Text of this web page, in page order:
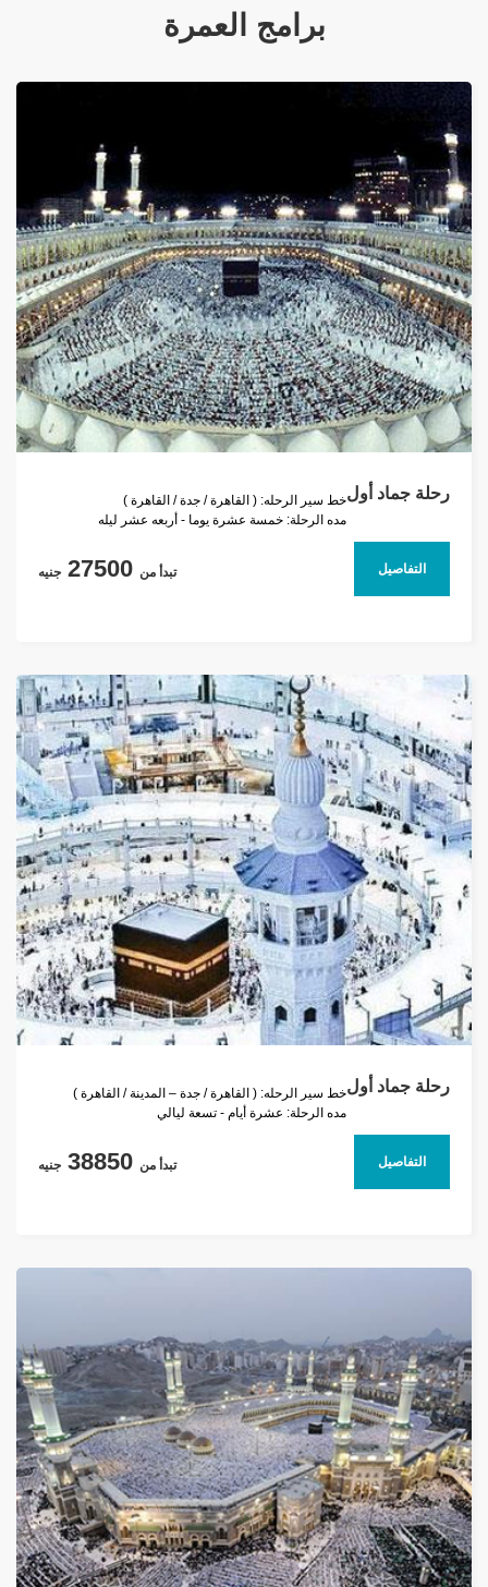
برامج العمرة
رحلة جماد أولخط سير الرحله: ( القاهرة / جدة / القاهرة )
مده الرحلة: خمسة عشرة يوما - أربعه عشر ليله
التفاصيل تبدأ من جنيه
رحلة جماد أولخط سير الرحله: ( القاهرة / جدة – المدينة / القاهرة )
مده الرحلة: عشرة أيام - تسعة ليالي
التفاصيل تبدأ من جنيه